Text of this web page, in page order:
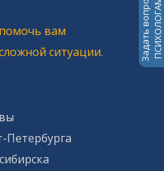
Задать вопросПСИХОЛОГАМ
вам
ситуации.
Петербурга